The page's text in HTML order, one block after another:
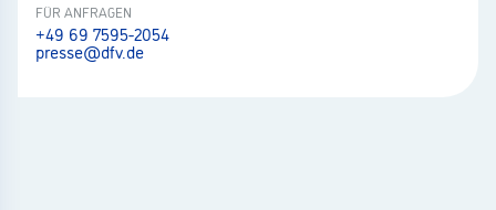
FÜR ANFRAGEN
+49 69 7595-2054
presse@dfv.de